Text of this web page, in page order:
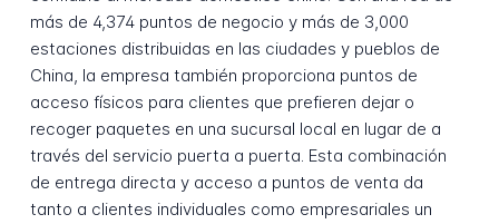
más de 4,374 puntos de negocio y más de 3,000
estaciones distribuidas en las ciudades y pueblos de
China, la empresa también proporciona puntos de
acceso físicos para clientes que prefieren dejar o
recoger paquetes en una sucursal local en lugar de a
través del servicio puerta a puerta. Esta combinación
de entrega directa y acceso a puntos de venta da
tanto a clientes individuales como empresariales un